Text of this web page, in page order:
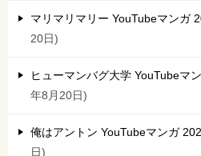
マリマリマリー YouTubeマンガ
20日
ヒューマンバグ大学 YouTubeマ
年8月20日
俺はアントン YouTubeマンガ
日